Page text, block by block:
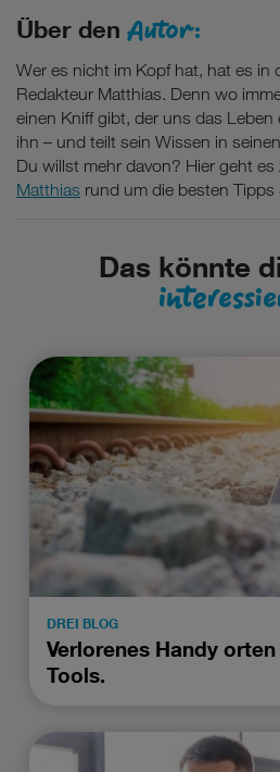
Über den Autor:
Wer es nicht im Kopf hat, hat es in
Redakteur Matthias. Denn wo
einen Kniff gibt, der uns das
ihn – und teilt sein Wissen in
Du willst mehr davon? Hier geht es
Matthias rund um die besten Tipps
Das könnte
DREI BLOG
Verlorenes Handy
Tools.